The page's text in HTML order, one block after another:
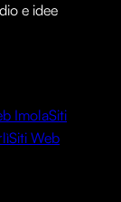
e idee
ImolaSiti
Siti Web